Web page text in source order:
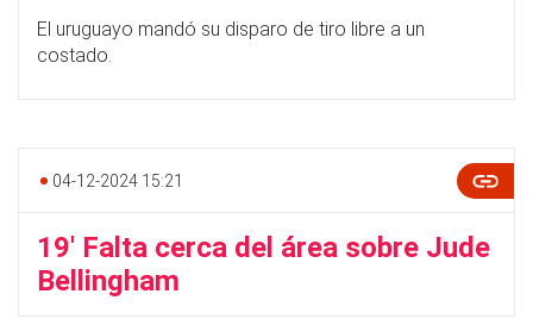
El uruguayo mandó su disparo de tiro libre a un
costado.
04-12-2024 15:21
19' Falta cerca del área sobre Jude
Bellingham